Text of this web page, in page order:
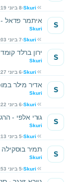
Skuri 8 ביוני 19:19
איתמר פדאל -
Skuri
Skuri 7 ביוני 19:03
S
ירון ברלד
Skuri
Skuri 6 ביוני 13:27
S
אדיר מילר
Skuri
Skuri 6 ביוני 13:22
S
גורי אלפי -
Skuri
Skuri 5 ביוני 13:13
S
תמיר בוסקילה
Skuri
Skuri 5 ביוני 00:53
S